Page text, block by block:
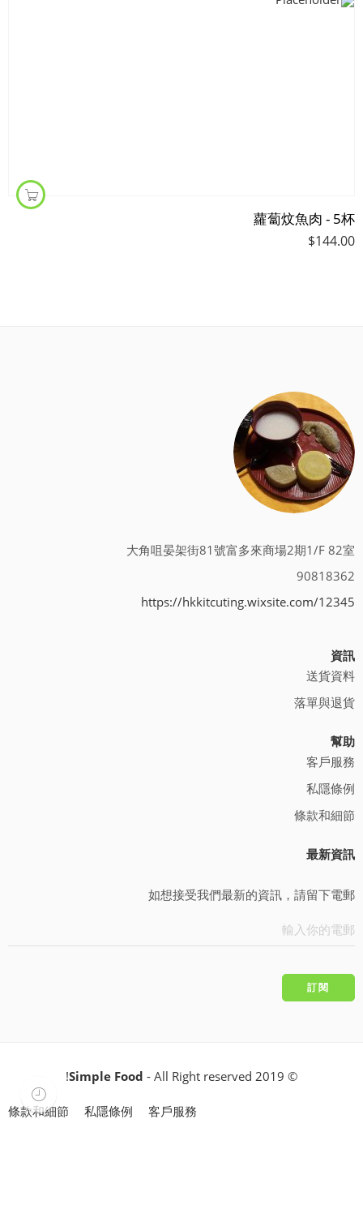
蘿蔔炆魚肉 - 5杯
$144.00
大角咀晏架街81號富多來商場2期1/F 82室
90818362
https://hkkitcuting.wixsite.com/12345
資訊
送貨資料
落單與退貨
幫助
客戶服務
私隱條例
條款和細節
最新資訊
如想接受我們最新的資訊，請留下電郵
© 2019
Simple Food - All Right reserved!
客戶服務
私隱條例
條款和細節